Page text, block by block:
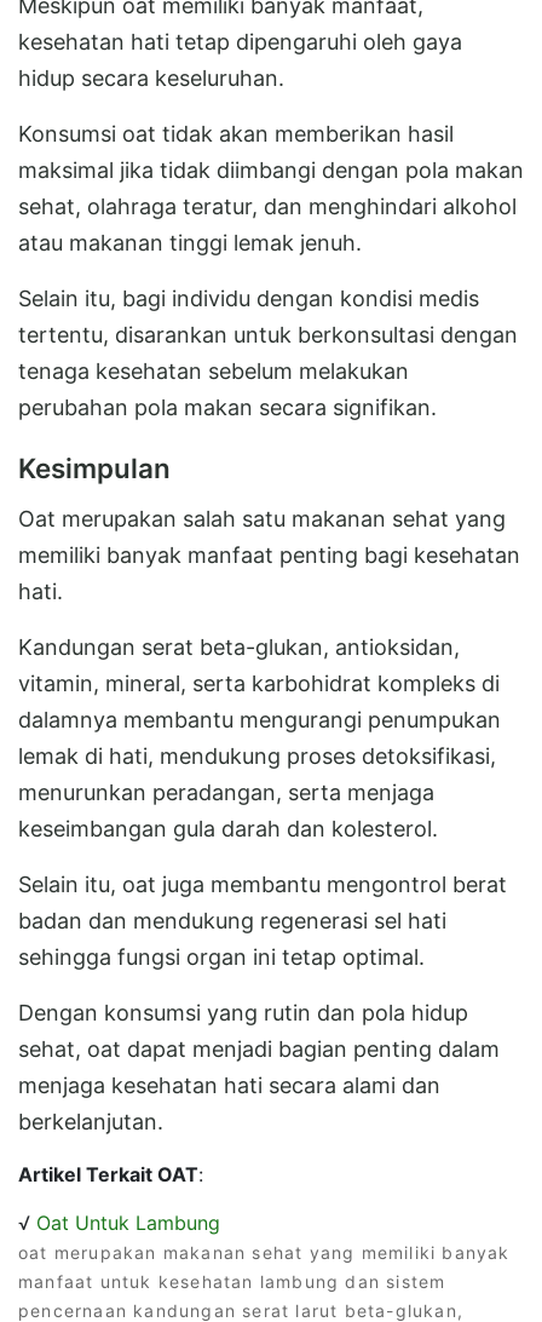
kesehatan hati tetap dipengaruhi oleh gaya
hidup secara keseluruhan.
Konsumsi oat tidak akan memberikan hasil
maksimal jika tidak diimbangi dengan pola makan
sehat, olahraga teratur, dan menghindari alkohol
atau makanan tinggi lemak jenuh.
Selain itu, bagi individu dengan kondisi medis
tertentu, disarankan untuk berkonsultasi dengan
tenaga kesehatan sebelum melakukan
perubahan pola makan secara signifikan.
Kesimpulan
Oat merupakan salah satu makanan sehat yang
memiliki banyak manfaat penting bagi kesehatan
hati.
Kandungan serat beta-glukan, antioksidan,
vitamin, mineral, serta karbohidrat kompleks di
dalamnya membantu mengurangi penumpukan
lemak di hati, mendukung proses detoksifikasi,
menurunkan peradangan, serta menjaga
keseimbangan gula darah dan kolesterol.
Selain itu, oat juga membantu mengontrol berat
badan dan mendukung regenerasi sel hati
sehingga fungsi organ ini tetap optimal.
Dengan konsumsi yang rutin dan pola hidup
sehat, oat dapat menjadi bagian penting dalam
menjaga kesehatan hati secara alami dan
berkelanjutan.
Artikel Terkait OAT:
√ Oat Untuk Lambung
oat merupakan makanan sehat yang memiliki banyak
manfaat untuk kesehatan lambung dan sistem
pencernaan kandungan serat larut beta-glukan,